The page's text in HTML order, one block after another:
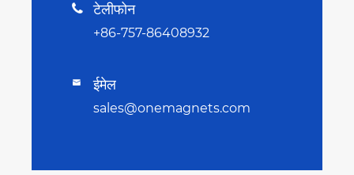
 टेलीफोन
+86-757-86408932
 ईमेल
sales@onemagnets.com